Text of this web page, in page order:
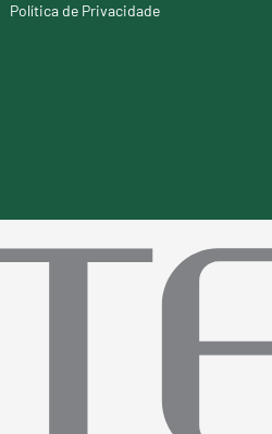
Política de Privacidade